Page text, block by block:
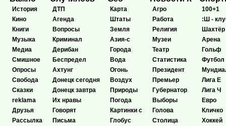
История
Кино
Книги
Музыка
Медиа
Смишное
Опросы
Свобода
Сказки
reklama
Друзья
Рассылка
ДТП
Агенда
Вопросы
Криминал
Дерибан
Беспредел
Ахтунг
Донецк сегодня
Донецк завтра
Их нравы
Говорят
Письма
Карта
Штаты
Земля
Азия-с
Города
Вода
Огонь
Воздух
Природы
Погода
Картинки с
Глобус
Агро
Работа
Религия
Музеи
Театр
Статистика
Президент
Премьер
Губернатор
Выборы
Голова
Столица
100+1
:Ш -
Шахтёр
Арена
Гольф
Футбол
Лига Е
Лига Ч
Евро
Кличко
Хоккей